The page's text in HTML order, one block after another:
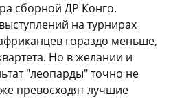
сборной ДР Конго.
на турнирах
гораздо меньше,
Но в желании и
"леопарды" точно не
превосходят лучшие